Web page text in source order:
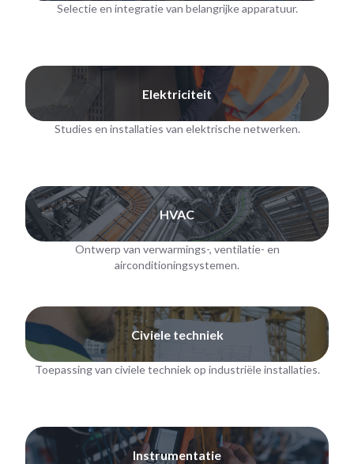
Selectie en integratie van belangrijke apparatuur.
Elektriciteit
Studies en installaties van elektrische netwerken.
HVAC
Ontwerp van verwarmings-, ventilatie- en
airconditioningsystemen.
Civiele techniek
Toepassing van civiele techniek op industriële installaties.
Instrumentatie